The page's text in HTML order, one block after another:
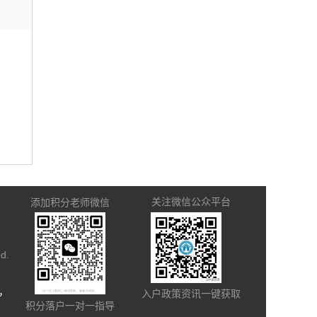
添加积分老师微信
积分落户一对一指导
关注微信公众平台
入户政策资讯一键获取